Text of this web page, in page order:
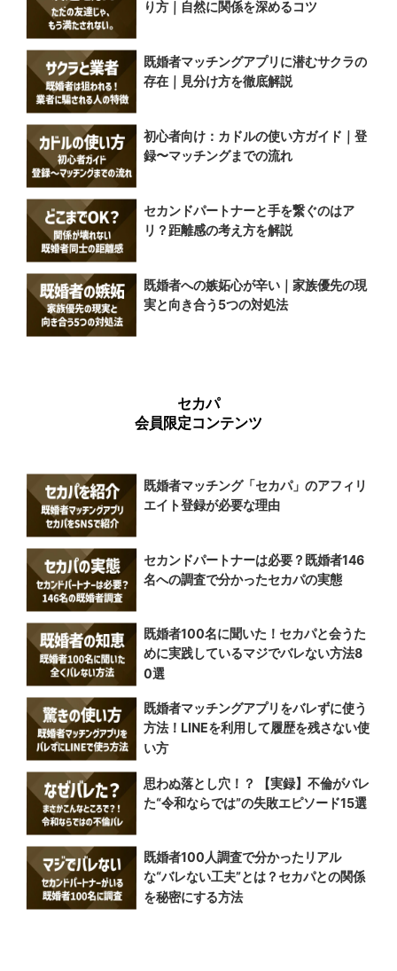
り方｜自然に関係を深めるコツ
既婚者マッチングアプリに潜むサクラの
存在｜見分け方を徹底解説
初心者向け：カドルの使い方ガイド｜登
録〜マッチングまでの流れ
セカンドパートナーと手を繋ぐのはア
リ？距離感の考え方を解説
既婚者への嫉妬心が辛い｜家族優先の現
実と向き合う5つの対処法
セカパ
会員限定コンテンツ
既婚者マッチング「セカパ」のアフィリ
エイト登録が必要な理由
セカンドパートナーは必要？既婚者146
名への調査で分かったセカパの実態
既婚者100名に聞いた！セカパと会うた
めに実践しているマジでバレない方法8
0選
既婚者マッチングアプリをバレずに使う
方法！LINEを利用して履歴を残さない使
い方
思わぬ落とし穴！？ 【実録】不倫がバレ
た“令和ならでは”の失敗エピソード15選
既婚者100人調査で分かったリアル
な“バレない工夫”とは？セカパとの関係
を秘密にする方法